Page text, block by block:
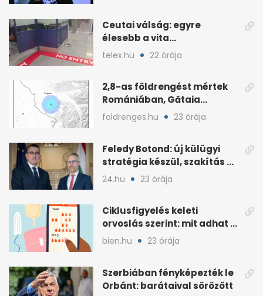
Ceutai válság: egyre
élesebb a vita
Spanyolország és
Olaszország között
telex.hu 22 órája
2,8-as földrengést mértek
Romániában, Gătaia
közelében
foldrenges.hu 23 órája
Feledy Botond: új külügyi
stratégia készül, szakítás a
MAGA-vonallal
24.hu 23 órája
Ciklusfigyelés keleti
orvoslás szerint: mit adhat a
menstruációs appok mellé?
bien.hu 23 órája
Szerbiában fényképezték le
Orbánt: barátaival sörözött